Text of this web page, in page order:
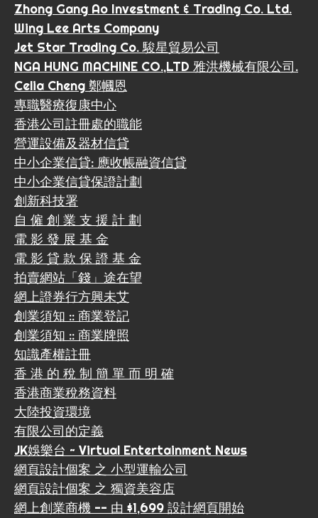
Zhong Gang Ao Investment & Trading Co. Ltd.
Wing Lee Arts Company
Jet Star Trading Co. 駿星貿易公司
NGA HUNG MACHINE CO.,LTD 雅洪機械有限公司.
Celia Cheng 鄭幗恩
專職醫療復康中心
香港公司註冊處的職能
營運設備及器材信貸
中小企業信貸: 應收帳融資信貸
中小企業信貸保證計劃
創新科技署
自 僱 創 業 支 援 計 劃
電 影 發 展 基 金
電 影 貸 款 保 證 基 金
拍賣網站「錢」途在望
網上證券行方興未艾
創業須知 :: 商業登記
創業須知 :: 商業牌照
知識產權註冊
香 港 的 稅 制 簡 單 而 明 確
香港商業稅務資料
大陸投資環境
有限公司的定義
JK娛樂台 ~ Virtual Entertainment News
網頁設計個案 之 小型運輸公司
網頁設計個案 之 獨資美容店
網上創業商機 -- 由 $1,699 設計網頁開始